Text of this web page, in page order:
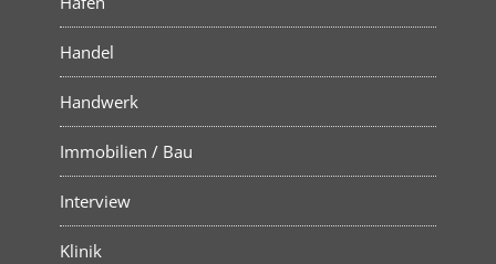
Handel
Handwerk
Immobilien / Bau
Interview
Klinik